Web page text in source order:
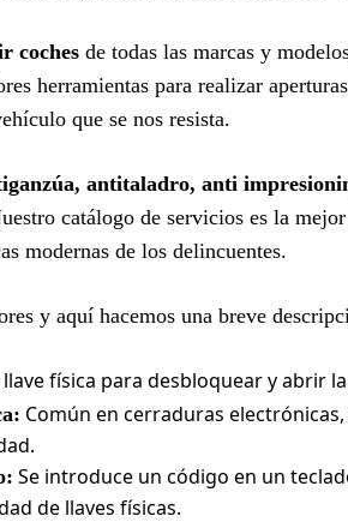
coches de todas las marcas y
herramientas para realizar
que se nos resista.
antitaladro, anti
catálogo de servicios es la
modernas de los delincuentes.
y aquí hacemos una breve
física para desbloquear y abrir
Común en cerraduras
Se introduce un código en un
de llaves físicas.